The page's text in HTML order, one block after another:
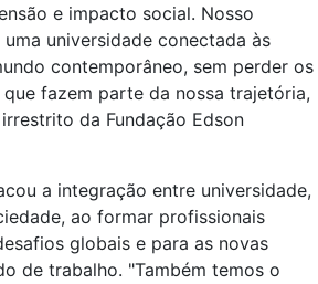
e impacto social. Nosso
universidade conectada às
contemporâneo, sem perder os
fazem parte da nossa trajetória,
da Fundação Edson
a integração entre universidade,
ao formar profissionais
globais e para as novas
de trabalho. "Também temos o